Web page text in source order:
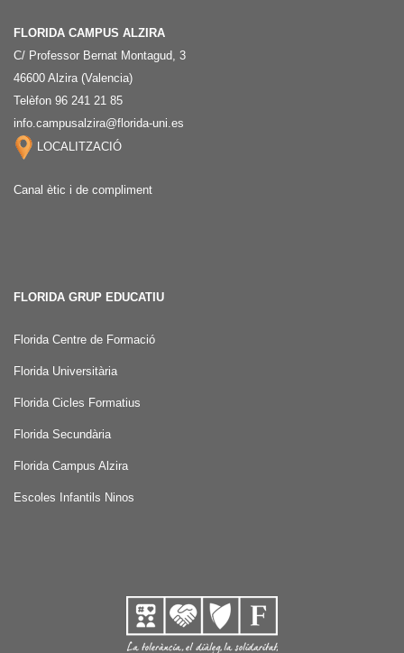
FLORIDA CAMPUS ALZIRA
C/ Professor Bernat Montagud, 3
46600 Alzira (Valencia)
Telèfon 96 241 21 85
info.campusalzira@florida-uni.es
LOCALITZACIÓ
Canal ètic i de compliment
FLORIDA GRUP EDUCATIU
Florida Centre de Formació
Florida Universitària
Florida Cicles Formatius
Florida Secundària
Florida Campus Alzira
Escoles Infantils Ninos